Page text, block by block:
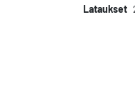
Lataukset